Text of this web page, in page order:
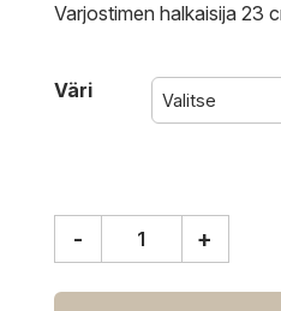
Varjostimen halkaisija 23
Väri
pöytävalaisin
- +